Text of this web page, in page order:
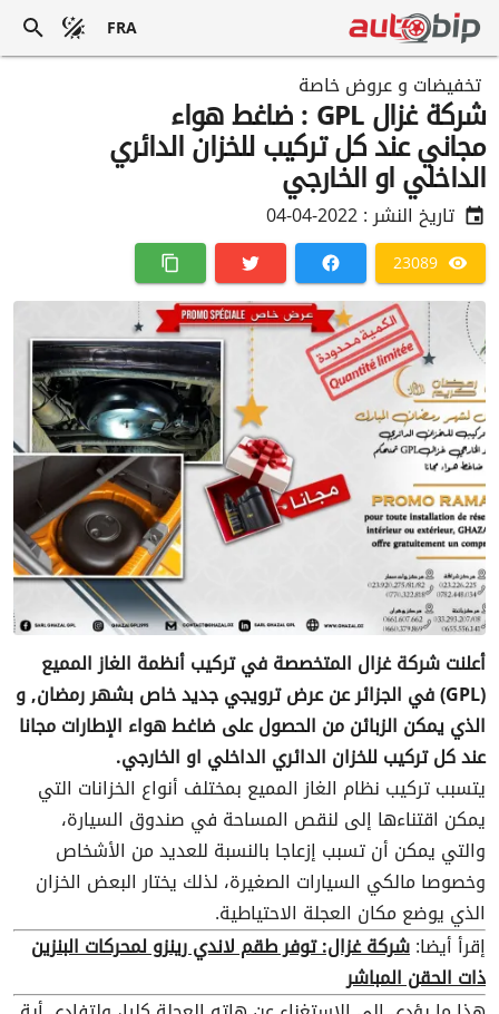
FRA
تخفيضات و عروض خاصة
شركة غزال GPL : ضاغط هواء
مجاني عند كل تركيب للخزان الدائري
الداخلي او الخارجي
تاريخ النشر :2022-04-04
23089
أعلنت شركة غزال المتخصصة في تركيب أنظمة الغاز المميع
(GPL) في الجزائر عن عرض ترويجي جديد خاص بشهر رمضان, و
الذي يمكن الزبائن من الحصول على ضاغط هواء الإطارات مجانا
عند كل تركيب للخزان الدائري الداخلي او الخارجي.
يتسبب تركيب نظام الغاز المميع بمختلف أنواع الخزانات التي
يمكن اقتناءها إلى لنقص المساحة في صندوق السيارة،
والتي يمكن أن تسبب إزعاجا بالنسبة للعديد من الأشخاص
وخصوصا مالكي السيارات الصغيرة، لذلك يختار البعض الخزان
الذي يوضع مكان العجلة الاحتياطية.
إقرأ أيضا:شركة غزال: توفر طقم لاندي رينزو لمحركات البنزين
ذات الحقن المباشر